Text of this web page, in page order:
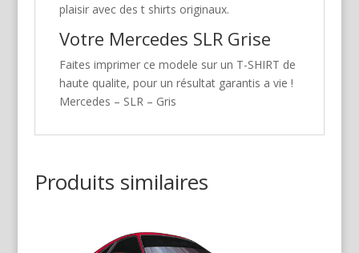
plaisir avec des t shirts originaux.
Votre Mercedes SLR Grise
Faites imprimer ce modele sur un T-SHIRT de
haute qualite, pour un résultat garantis a vie !
Mercedes – SLR – Gris
Produits similaires